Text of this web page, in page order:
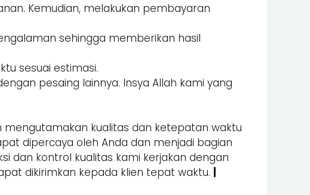
Kemudian, melakukan pembayaran
sehingga memberikan hasil
sesuai estimasi.
pesaing lainnya. Insya Allah kami yang
kualitas dan ketepatan waktu
dipercaya oleh Anda dan menjadi bagian
dan kontrol kualitas kami kerjakan dengan
dikirimkan kepada klien tepat waktu.